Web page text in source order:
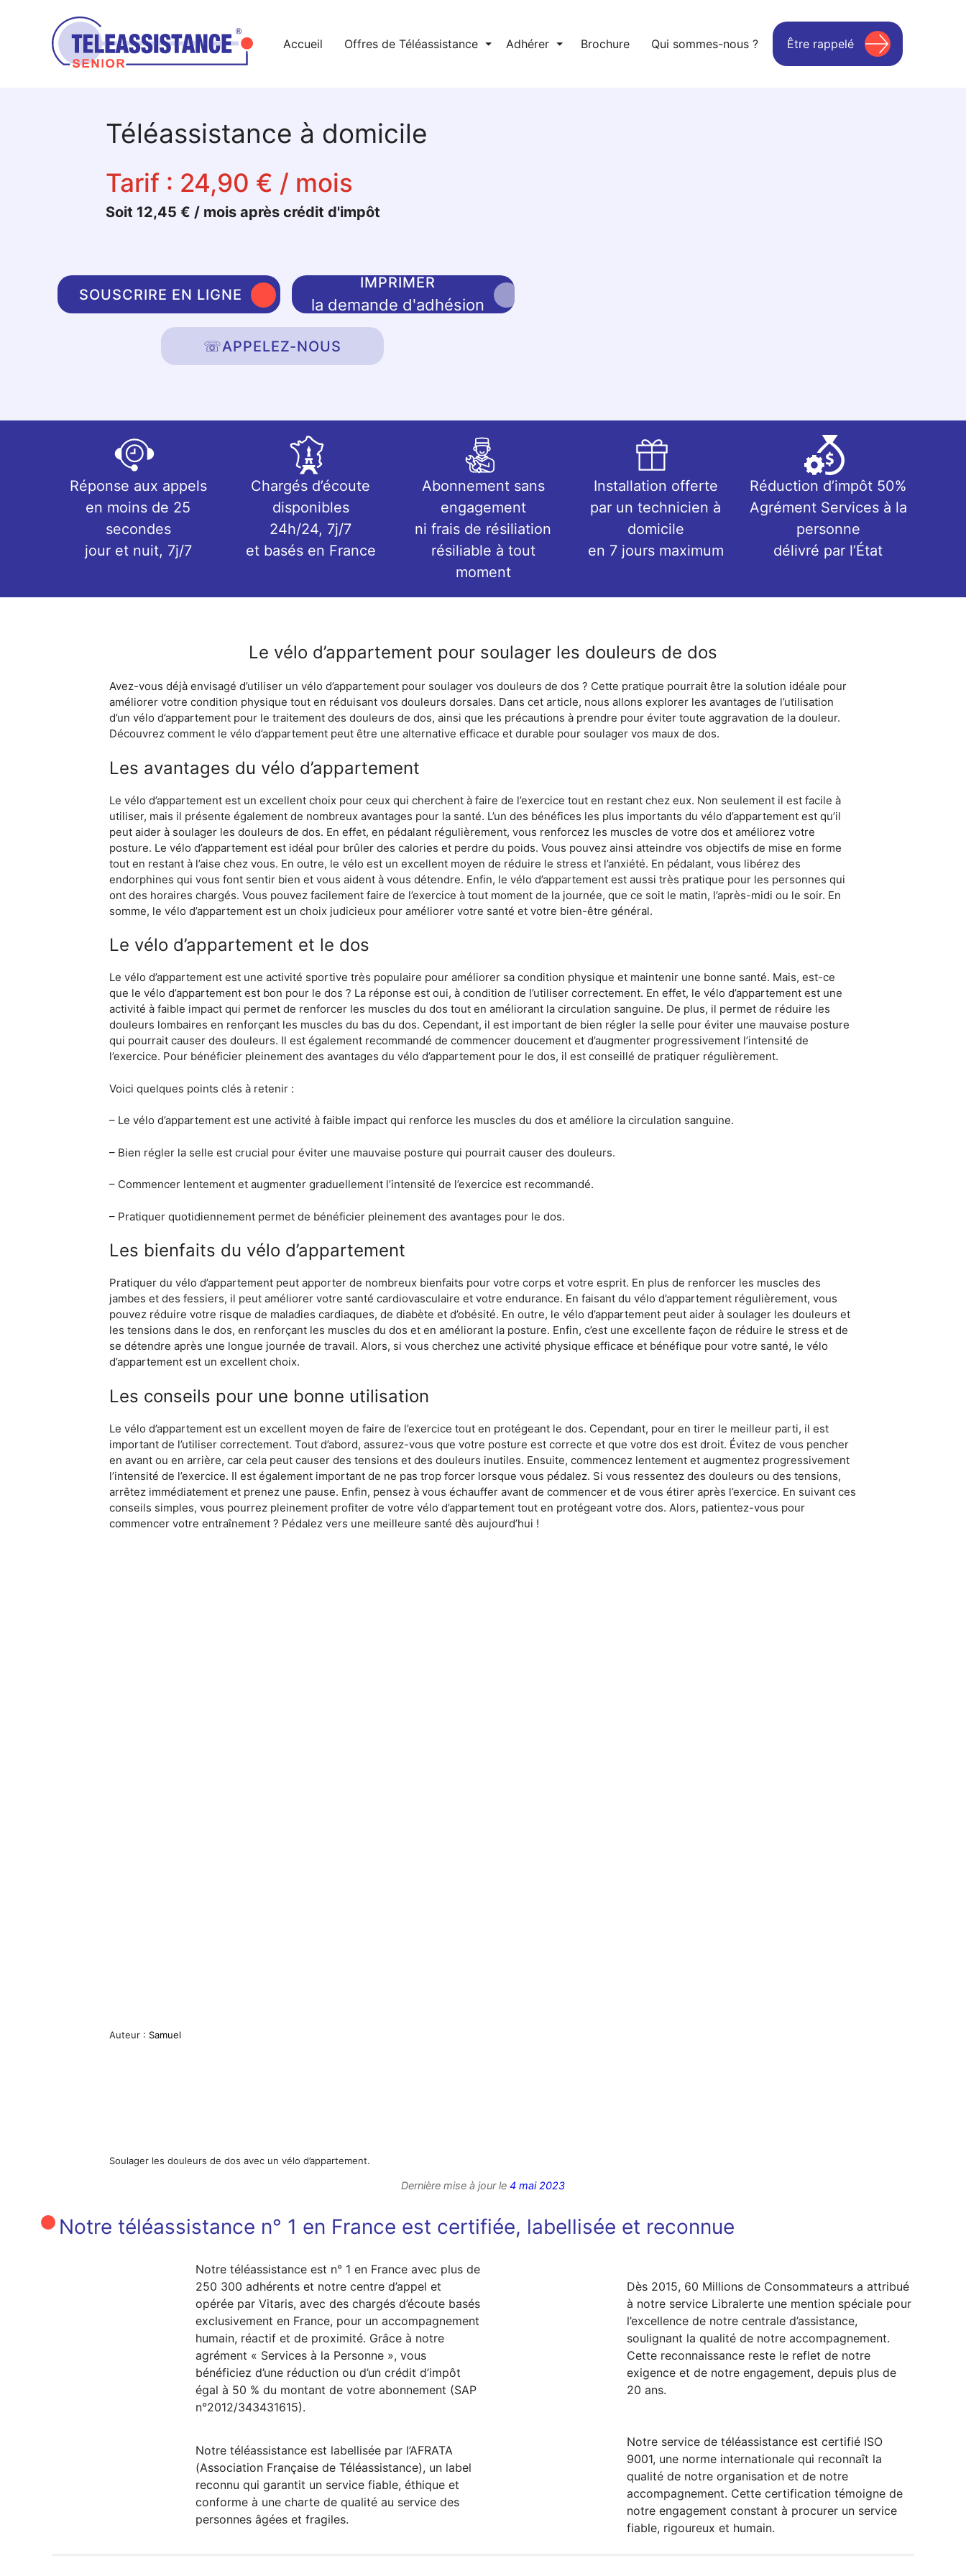
Accueil Offres de Téléassistance ⏷ Adhérer ⏷ Brochure Qui sommes-nous ? Être rappelé
Téléassistance à domicile
Tarif : 24,90 € / mois
Soit 12,45 € / mois après crédit d'impôt
SOUSCRIRE EN LIGNE
IMPRIMER
la demande d'adhésion
☏APPELEZ-NOUS
Réponse aux appels
en moins de 25
secondes
jour et nuit, 7j/7
Chargés d’écoute
disponibles
24h/24, 7j/7
et basés en France
Abonnement sans
engagement
ni frais de résiliation
résiliable à tout
moment
Installation offerte
par un technicien à
domicile
en 7 jours maximum
Réduction d’impôt 50%
Agrément Services à la
personne
délivré par l’État
Le vélo d’appartement pour soulager les douleurs de dos
Avez-vous déjà envisagé d’utiliser un vélo d’appartement pour soulager vos douleurs de dos ? Cette pratique pourrait être la solution idéale pour
améliorer votre condition physique tout en réduisant vos douleurs dorsales. Dans cet article, nous allons explorer les avantages de l’utilisation
d’un vélo d’appartement pour le traitement des douleurs de dos, ainsi que les précautions à prendre pour éviter toute aggravation de la douleur.
Découvrez comment le vélo d’appartement peut être une alternative efficace et durable pour soulager vos maux de dos.
Les avantages du vélo d’appartement
Le vélo d’appartement est un excellent choix pour ceux qui cherchent à faire de l’exercice tout en restant chez eux. Non seulement il est facile à
utiliser, mais il présente également de nombreux avantages pour la santé. L’un des bénéfices les plus importants du vélo d’appartement est qu’il
peut aider à soulager les douleurs de dos. En effet, en pédalant régulièrement, vous renforcez les muscles de votre dos et améliorez votre
posture. Le vélo d’appartement est idéal pour brûler des calories et perdre du poids. Vous pouvez ainsi atteindre vos objectifs de mise en forme
tout en restant à l’aise chez vous. En outre, le vélo est un excellent moyen de réduire le stress et l’anxiété. En pédalant, vous libérez des
endorphines qui vous font sentir bien et vous aident à vous détendre. Enfin, le vélo d’appartement est aussi très pratique pour les personnes qui
ont des horaires chargés. Vous pouvez facilement faire de l’exercice à tout moment de la journée, que ce soit le matin, l’après-midi ou le soir. En
somme, le vélo d’appartement est un choix judicieux pour améliorer votre santé et votre bien-être général.
Le vélo d’appartement et le dos
Le vélo d’appartement est une activité sportive très populaire pour améliorer sa condition physique et maintenir une bonne santé. Mais, est-ce
que le vélo d’appartement est bon pour le dos ? La réponse est oui, à condition de l’utiliser correctement. En effet, le vélo d’appartement est une
activité à faible impact qui permet de renforcer les muscles du dos tout en améliorant la circulation sanguine. De plus, il permet de réduire les
douleurs lombaires en renforçant les muscles du bas du dos. Cependant, il est important de bien régler la selle pour éviter une mauvaise posture
qui pourrait causer des douleurs. Il est également recommandé de commencer doucement et d’augmenter progressivement l’intensité de
l’exercice. Pour bénéficier pleinement des avantages du vélo d’appartement pour le dos, il est conseillé de pratiquer régulièrement.
Voici quelques points clés à retenir :
– Le vélo d’appartement est une activité à faible impact qui renforce les muscles du dos et améliore la circulation sanguine.
– Bien régler la selle est crucial pour éviter une mauvaise posture qui pourrait causer des douleurs.
– Commencer lentement et augmenter graduellement l’intensité de l’exercice est recommandé.
– Pratiquer quotidiennement permet de bénéficier pleinement des avantages pour le dos.
Les bienfaits du vélo d’appartement
Pratiquer du vélo d’appartement peut apporter de nombreux bienfaits pour votre corps et votre esprit. En plus de renforcer les muscles des
jambes et des fessiers, il peut améliorer votre santé cardiovasculaire et votre endurance. En faisant du vélo d’appartement régulièrement, vous
pouvez réduire votre risque de maladies cardiaques, de diabète et d’obésité. En outre, le vélo d’appartement peut aider à soulager les douleurs et
les tensions dans le dos, en renforçant les muscles du dos et en améliorant la posture. Enfin, c’est une excellente façon de réduire le stress et de
se détendre après une longue journée de travail. Alors, si vous cherchez une activité physique efficace et bénéfique pour votre santé, le vélo
d’appartement est un excellent choix.
Les conseils pour une bonne utilisation
Le vélo d’appartement est un excellent moyen de faire de l’exercice tout en protégeant le dos. Cependant, pour en tirer le meilleur parti, il est
important de l’utiliser correctement. Tout d’abord, assurez-vous que votre posture est correcte et que votre dos est droit. Évitez de vous pencher
en avant ou en arrière, car cela peut causer des tensions et des douleurs inutiles. Ensuite, commencez lentement et augmentez progressivement
l’intensité de l’exercice. Il est également important de ne pas trop forcer lorsque vous pédalez. Si vous ressentez des douleurs ou des tensions,
arrêtez immédiatement et prenez une pause. Enfin, pensez à vous échauffer avant de commencer et de vous étirer après l’exercice. En suivant ces
conseils simples, vous pourrez pleinement profiter de votre vélo d’appartement tout en protégeant votre dos. Alors, patientez-vous pour
commencer votre entraînement ? Pédalez vers une meilleure santé dès aujourd’hui !
Auteur : Samuel
Soulager les douleurs de dos avec un vélo d’appartement.
Dernière mise à jour le 4 mai 2023
Notre téléassistance n° 1 en France est certifiée, labellisée et reconnue
Notre téléassistance est n° 1 en France avec plus de
250 300 adhérents et notre centre d’appel et
opérée par Vitaris, avec des chargés d’écoute basés
exclusivement en France, pour un accompagnement
humain, réactif et de proximité. Grâce à notre
agrément « Services à la Personne », vous
bénéficiez d’une réduction ou d’un crédit d’impôt
égal à 50 % du montant de votre abonnement (SAP
n°2012/343431615).
Dès 2015, 60 Millions de Consommateurs a attribué
à notre service Libralerte une mention spéciale pour
l’excellence de notre centrale d’assistance,
soulignant la qualité de notre accompagnement.
Cette reconnaissance reste le reflet de notre
exigence et de notre engagement, depuis plus de
20 ans.
Notre téléassistance est labellisée par l’AFRATA
(Association Française de Téléassistance), un label
reconnu qui garantit un service fiable, éthique et
conforme à une charte de qualité au service des
personnes âgées et fragiles.
Notre service de téléassistance est certifié ISO
9001, une norme internationale qui reconnaît la
qualité de notre organisation et de notre
accompagnement. Cette certification témoigne de
notre engagement constant à procurer un service
fiable, rigoureux et humain.